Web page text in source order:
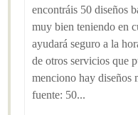
encontráis 50 diseños
muy bien teniendo en
ayudará seguro a la
de otros servicios que
menciono hay diseños
fuente: 50...